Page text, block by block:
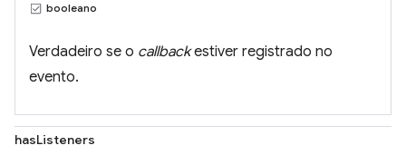
booleano
Verdadeiro se o callbackestiver registrado no
evento.
hasListeners